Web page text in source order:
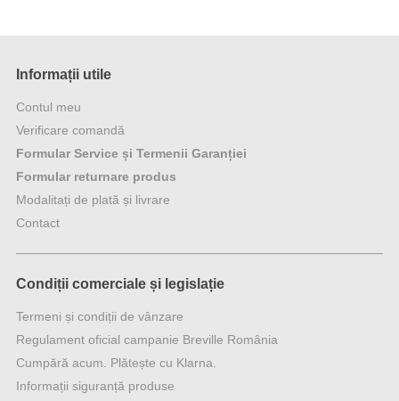
Informații utile
Contul meu
Verificare comandă
Formular Service și Termenii Garanției
Formular returnare produs
Modalitați de plată și livrare
Contact
Condiții comerciale și legislație
Termeni și condiții de vânzare
Regulament oficial campanie Breville România
Cumpără acum. Plătește cu Klarna.
Informații siguranță produse